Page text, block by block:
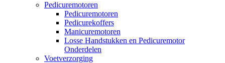
Pedicuremotoren
Pedicuremotoren
Pedicurekoffers
Manicuremotoren
Losse Handstukken en Pedicuremotor
Onderdelen
Voetverzorging